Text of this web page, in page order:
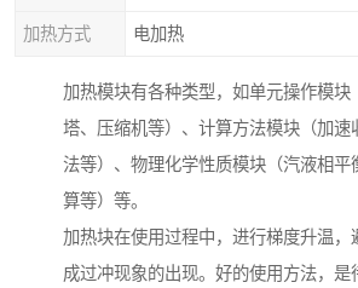
加热方式 电加热
加热模块有各种类型，如单元操作模块
塔、压缩机等）、计算方法模块（加速
法等）、物理化学性质模块（汽液相平
算等）等。
加热块在使用过程中，进行梯度升温，
成过冲现象的出现。好的使用方法，是